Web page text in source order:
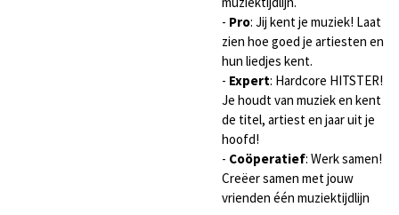
- Pro: Jij kent je muziek! Laat
zien hoe goed je artiesten en
hun liedjes kent.
- Expert: Hardcore HITSTER!
Je houdt van muziek en kent
de titel, artiest en jaar uit je
hoofd!
- Coöperatief: Werk samen!
Creëer samen met jouw
vrienden één muziektijdlijn